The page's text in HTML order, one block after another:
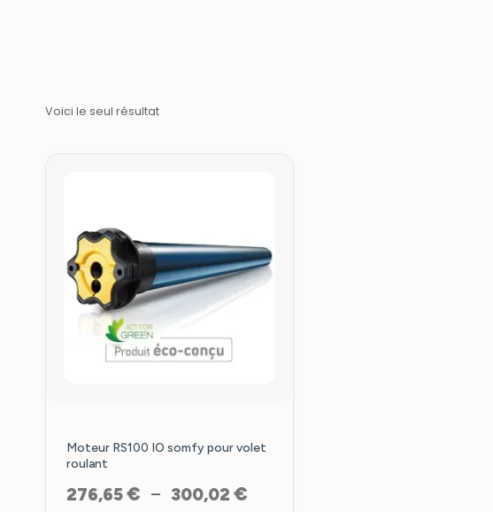
Voici le seul résultat
Moteur RS100 IO somfy pour volet
roulant
276,65€ – 300,02 €